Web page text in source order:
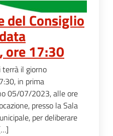
del Consiglio
17:30
terrà il giorno
in prima
05/07/2023, alle ore
presso la Sala
per deliberare